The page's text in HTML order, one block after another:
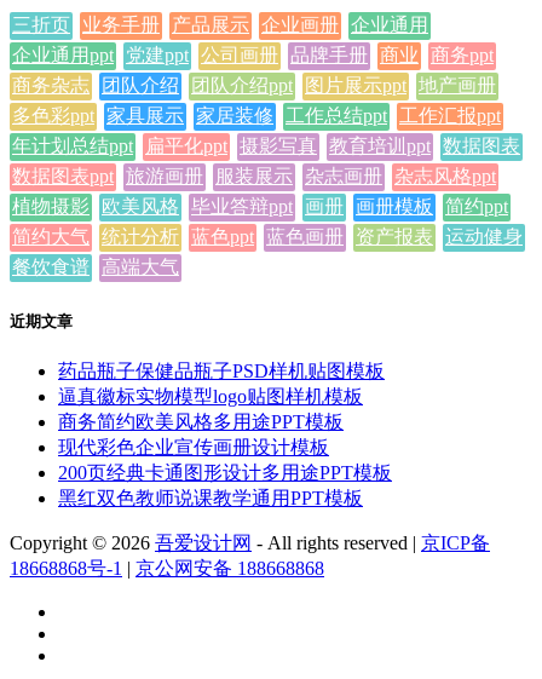
三折页 业务手册 产品展示 企业画册 企业通用
企业通用ppt
党建ppt 公司画册 品牌手册 商业
商务ppt
商务杂志
团队介绍 团队介绍ppt 图片展示ppt 地产画册
多色彩ppt 家具展示 家居装修 工作总结ppt
工作汇报ppt
年计划总结ppt
扁平化ppt 摄影写真 教育培训ppt 数据图表
数据图表ppt 旅游画册 服装展示 杂志画册
杂志风格ppt
植物摄影
欧美风格 毕业答辩ppt 画册 画册模板
简约ppt
简约大气 统计分析 蓝色ppt 蓝色画册 资产报表
运动健身
餐饮食谱 高端大气
近期文章
药品瓶子保健品瓶子PSD样机贴图模板
逼真徽标实物模型logo贴图样机模板
商务简约欧美风格多用途PPT模板
现代彩色企业宣传画册设计模板
200页经典卡通图形设计多用途PPT模板
黑红双色教师说课教学通用PPT模板
Copyright © 2026 吾爱设计网 - All rights reserved | 京ICP备
18668868号-1 | 京公网安备 188668868